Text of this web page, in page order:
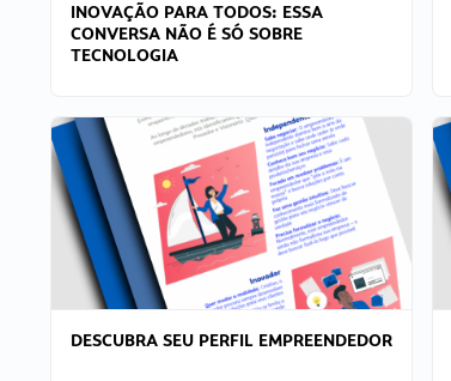
INOVAÇÃO PARA TODOS: ESSA
CONVERSA NÃO É SÓ SOBRE
TECNOLOGIA
DESCUBRA SEU PERFIL EMPREENDEDOR